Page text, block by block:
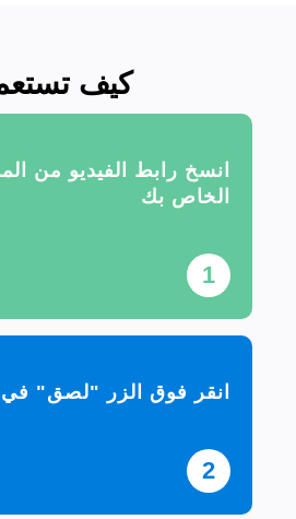
كيف
1
انسخ رابط الفيديو من
الخاص بك
2
انقر فوق الزر "لصق" في